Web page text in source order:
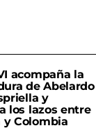
acompaña la
de Abelardo
y
los lazos entre
y Colombia